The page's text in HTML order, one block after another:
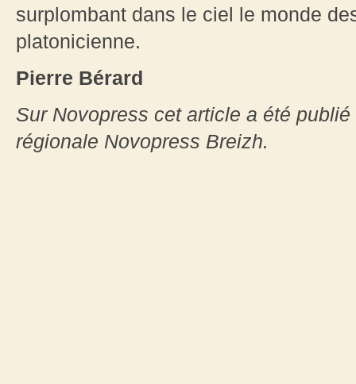
surplombant dans le ciel le monde
platonicienne.
Pierre Bérard
Sur Novopress cet article a été
régionale Novopress Breizh.